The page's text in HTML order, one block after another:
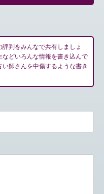
判をみんなで共有しましょ
どいろんな情報を書き込んで
師さんを中傷するような書き